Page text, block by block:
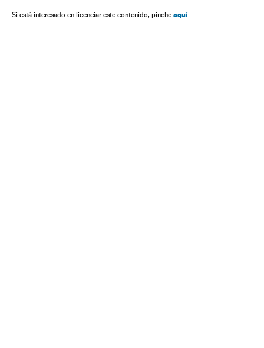
Organizações internacionais Relações exteriores
Si está interesado en licenciar este contenido, pinche aquí